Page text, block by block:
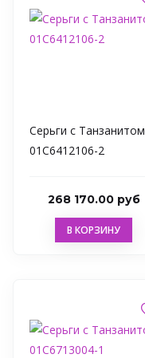
Серьги с Танзанитом
01С6412106-2
268 170.00 руб
В КОРЗИНУ